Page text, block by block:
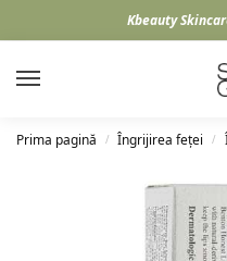
Kbeauty
Prima pagină / Îngrijirea feței /